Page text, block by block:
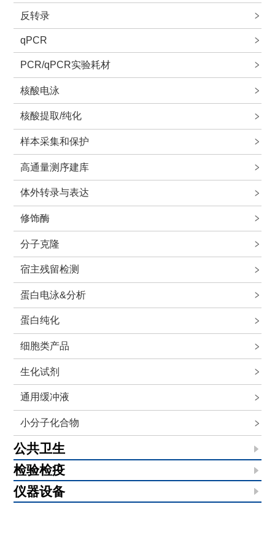
反转录
qPCR
PCR/qPCR实验耗材
核酸电泳
核酸提取/纯化
样本采集和保护
高通量测序建库
体外转录与表达
修饰酶
分子克隆
宿主残留检测
蛋白电泳&分析
蛋白纯化
细胞类产品
生化试剂
通用缓冲液
小分子化合物
公共卫生
检验检疫
仪器设备